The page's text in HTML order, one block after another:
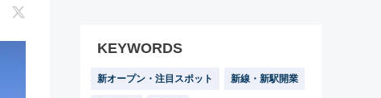
KEYWORDS
新オープン・注目スポット 新線・新駅開業